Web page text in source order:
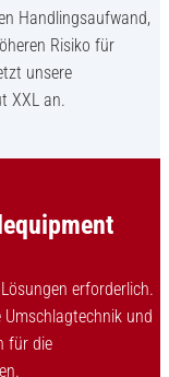
Handlingsaufwand,
Risiko für
unsere
XXL an.
erforderlich.
und
für die